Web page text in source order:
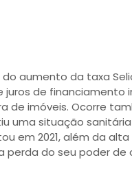
aumento da taxa
de financiamento
de imóveis. Ocorre
uma situação
em 2021, além da alta
perda do seu poder de